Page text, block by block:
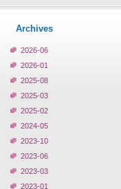
Archives
2026-06
2026-01
2025-08
2025-03
2025-02
2024-05
2023-10
2023-06
2023-03
2023-01